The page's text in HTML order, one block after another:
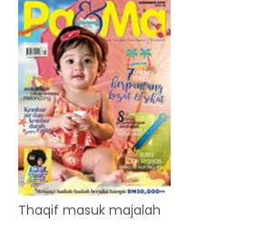
Thaqif masuk majalah